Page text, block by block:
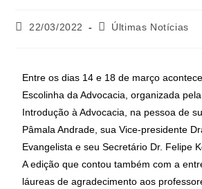
22/03/2022 Últimas Notícias
Entre os dias 14 e 18 de março
Escolinha da Advocacia, organizada
Introdução à Advocacia, na pessoa de
Pâmala Andrade, sua Vice-presidente
Evangelista e seu Secretário Dr. Felipe
A edição que contou também com a
láureas de agradecimento aos